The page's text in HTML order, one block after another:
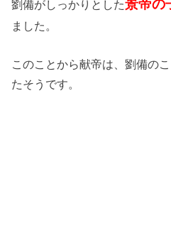
劉備がしっかりとした景帝の
ました。
このことから献帝は、劉備の
たそうです。